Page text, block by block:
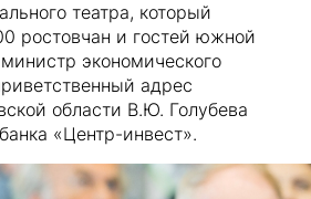
театра, который
ростовчан и гостей южной
экономического
адрес
области В.Ю. Голубева
«Центр-инвест».